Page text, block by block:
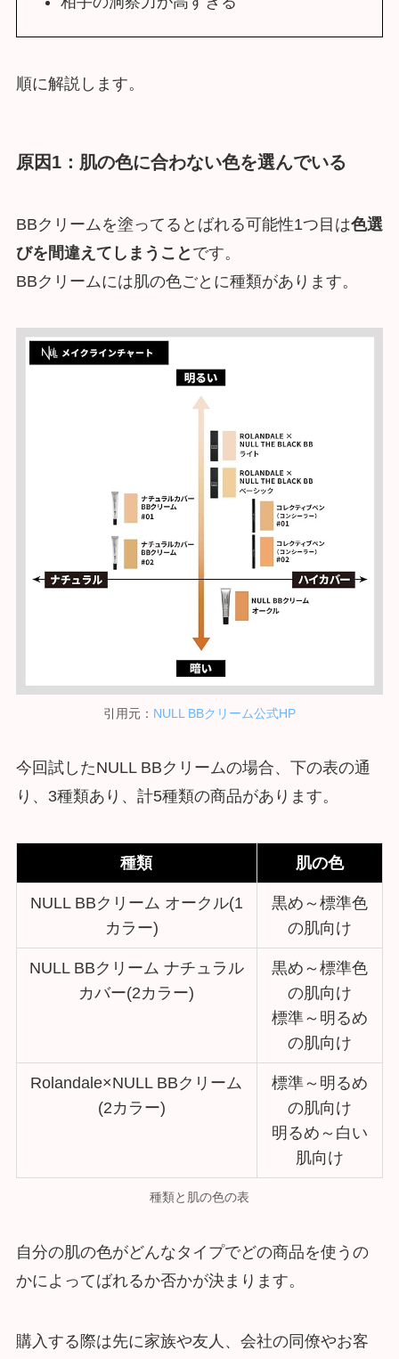
順に解説します。
原因1： 肌の色に合わない色を選んでいる
BBクリームを塗ってるとばれる可能性1つ目は色選
びを間違えてしまうこと です。
BBクリームには肌の色ごとに種類があります。
引用元： NULL BBクリーム公式HP
今回試したNULL BBクリームの場合、下の表の通
り、3種類あり、計5種類の商品があります。
種類 肌の色
NULL BBクリーム オークル(1
カラー)
黒め～標準色
の肌向け
NULL BBクリーム ナチュラル
カバー(2カラー)
黒め～標準色
の肌向け
標準～明るめ
の肌向け
Rolandale×NULL BBクリーム
(2カラー)
標準～明るめ
の肌向け
明るめ～白い
肌向け
種類と肌の色の表
自分の肌の色がどんなタイプでどの商品を使うの
かによってばれるか否かが決まります。
購入する際は先に家族や友人、会社の同僚やお客